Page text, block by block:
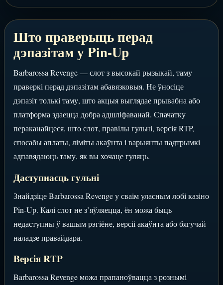
Што праверыць перад
дэпазітам у Pin-Up
Barbarossa Revenge — слот з высокай рызыкай, таму
праверкі перад дэпазітам абавязковыя. Не ўносіце
дэпазіт толькі таму, што акцыя выглядае прывабна або
платформа здаецца добра адшліфаванай. Спачатку
пераканайцеся, што слот, правілы гульні, версія RTP,
спосабы аплаты, ліміты акаўнта і варыянты падтрымкі
адпавядаюць таму, як вы хочаце гуляць.
Даступнасць гульні
Знайдзіце Barbarossa Revenge у сваім уласным лобі казіно
Pin-Up. Калі слот не з’яўляецца, ён можа быць
недаступны ў вашым рэгіёне, версіі акаўнта або бягучай
наладзе правайдара.
Версія RTP
Barbarossa Revenge можа прапаноўвацца з рознымі